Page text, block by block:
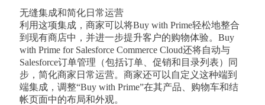
无缝集成和简化日常运营
利用这项集成，商家可以将Buy with Prime轻松地整合
到现有商店中，并进一步提升客户的购物体验。Buy
with Prime for Salesforce Commerce Cloud还将自动与
Salesforce订单管理（包括订单、促销和目录列表）同
步，简化商家日常运营。商家还可以自定义这种端到
端集成，调整“Buy with Prime”在其产品、购物车和结
帐页面中的布局和外观。